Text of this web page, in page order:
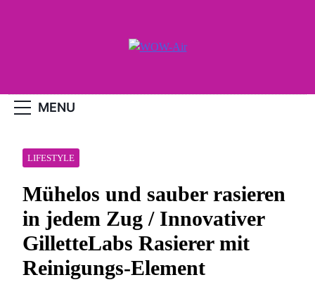
MENU
LIFESTYLE
Mühelos und sauber rasieren
in jedem Zug / Innovativer
GilletteLabs Rasierer mit
Reinigungs-Element